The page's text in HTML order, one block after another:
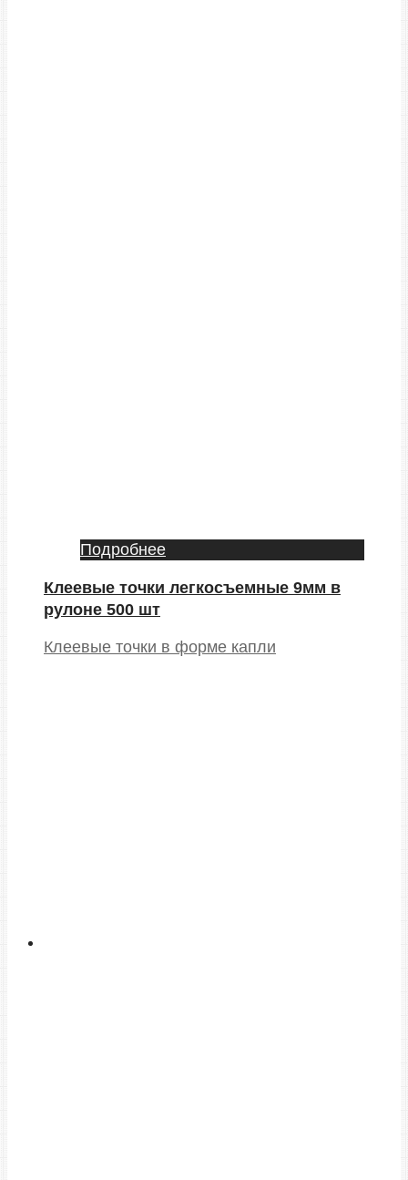
Подробнее
Клеевые точки легкосъемные 9мм в
рулоне 500 шт
Клеевые точки в форме капли